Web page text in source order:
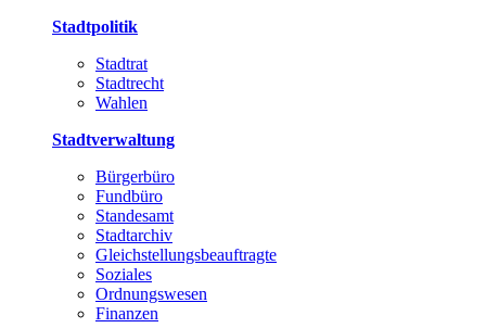
Stadtpolitik
Stadtrat
Stadtrecht
Wahlen
Stadtverwaltung
Bürgerbüro
Fundbüro
Standesamt
Stadtarchiv
Gleichstellungsbeauftragte
Soziales
Ordnungswesen
Finanzen